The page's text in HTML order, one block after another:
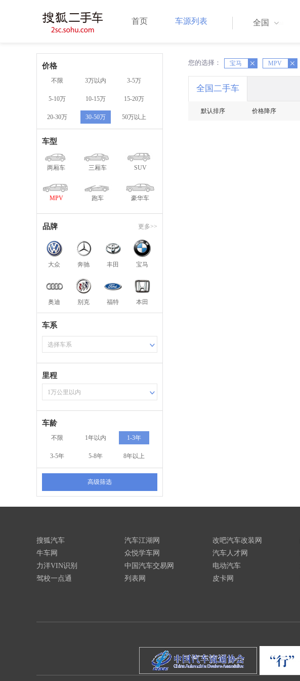
首页 车源列表 全国
价格
不限 3万以内 3-5万
5-10万 10-15万 15-20万
20-30万 30-50万 50万以上
车型
两厢车 三厢车 SUV
MPV 跑车 豪华车
品牌 更多>>
大众 奔驰 丰田 宝马
奥迪 别克 福特 本田
车系
选择车系
里程
1万公里以内
车龄
不限 1年以内 1-3年
3-5年 5-8年 8年以上
高级筛选
您的选择： 宝马
X MPV
X X
全国二手车
默认排序 价格降序
搜狐汽车
牛车网
力洋VIN识别
驾校一点通
汽车江湖网
众悦学车网
中国汽车交易网
列表网
改吧汽车改装网
汽车人才网
电动汽车
皮卡网